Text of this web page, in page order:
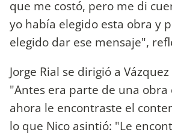
que me costó, pero me di
yo había elegido esta obra y
elegido dar ese mensaje",
Jorge Rial se dirigió a
"Antes era parte de una
ahora le encontraste el
lo que Nico asintió: "Le